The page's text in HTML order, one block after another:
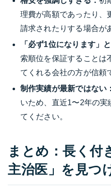
理費が高額であったり、
請求されたりする場合が
「必ず1位になります」
索順位を保証することは
てくれる会社の方が信頼
制作実績が最新ではない
いため、直近1〜2年の実
てください。
まとめ：長く付
主治医」を見つ